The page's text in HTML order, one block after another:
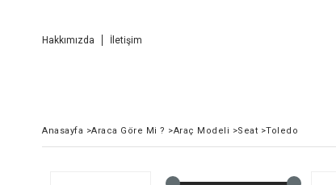
Hakkımızda İletişim
Anasayfa >Araca Göre Mi ? >Araç Modeli >Seat >Toledo